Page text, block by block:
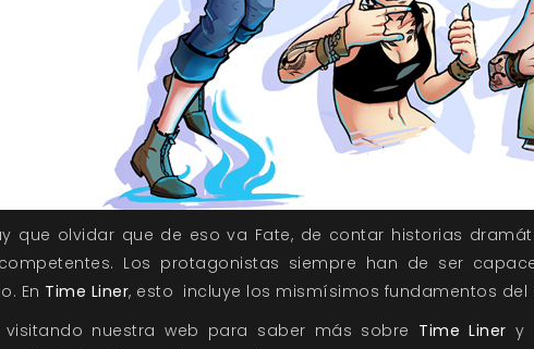
que olvidar que de eso va Fate, de contar historias
Los protagonistas siempre han de ser
En Time Liner, esto incluye los mismísimos fundamentos del
visitando nuestra web para saber más sobre Time Liner y